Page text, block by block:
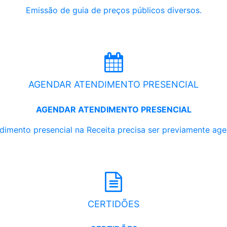
Emissão de guia de preços públicos diversos.
AGENDAR ATENDIMENTO PRESENCIAL
AGENDAR ATENDIMENTO PRESENCIAL
presencial na Receita precisa ser previamente
CERTIDÕES